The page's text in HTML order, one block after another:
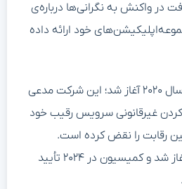
در واکنش به نگرانی‌ها درباره‌ی
خود ارائه داده
ماجرا از شکایت اسلک در سال ۲۰۲۰ آغاز شد؛ این شرکت مدعی
غیرقانونی سرویس رقیب خود
رقابت را نقض کرده است.
تحقیقات رسمی از ۲۰۲۳ آغاز شد و کمیسیون در ۲۰۲۴ تأیید